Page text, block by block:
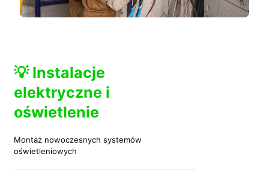
💡 Instalacje
elektryczne i
oświetlenie
Montaż nowoczesnych systemów
oświetleniowych